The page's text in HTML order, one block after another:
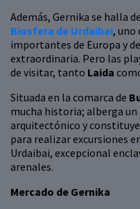
Además, Gernika se halla
Biosfera de Urdaibai, uno
importantes de Europa y
extraordinaria. Pero las
de visitar, tanto Laida
Situada en la comarca de
mucha historia; alberga
arquitectónico y
para realizar excursiones
Urdaibai, excepcional
arenales.
Mercado de Gernika